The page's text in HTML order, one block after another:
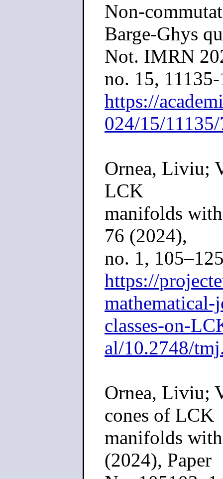
Non-
Barge-Ghys
Not. IMRN
no. 15,
https://
024/15/
Ornea, Liviu;
LCK
manifolds
76 (2024),
no. 1,
https://
classes-on-
al/10.2748/
Ornea, Liviu;
cones of LCK
manifolds
(2024), Paper